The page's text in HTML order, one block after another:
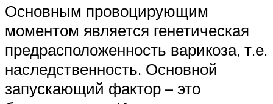
Основным провоцирующим
моментом является генетическая
предрасположенность варикоза, т.е.
наследственность. Основной
запускающий фактор – это